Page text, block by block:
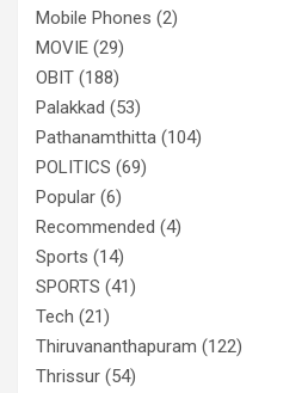
Mobile Phones (2)
MOVIE (29)
OBIT (188)
Palakkad (53)
Pathanamthitta (104)
POLITICS (69)
Popular (6)
Recommended (4)
Sports (14)
SPORTS (41)
Tech (21)
Thiruvananthapuram (122)
Thrissur (54)